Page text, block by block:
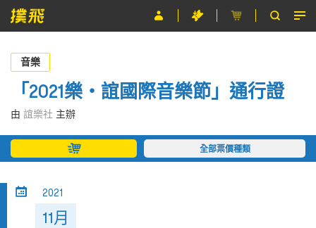
節目
主辦單位
關於撲飛
條款及細則
音樂
「2021樂・誼國際音樂節」通行證
由 誼樂社 主辦
全部票價種類
2021
11月